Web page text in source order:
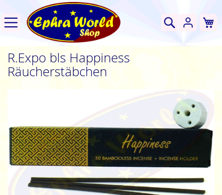
Suche
R.Expo bls Happiness
Räucherstäbchen
springen